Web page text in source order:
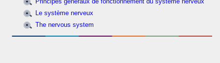
Le système nerveux
The nervous system